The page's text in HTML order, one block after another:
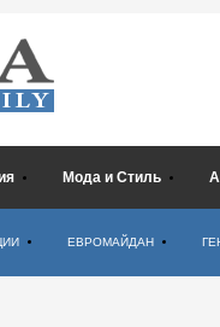
Мода и Стиль
ЕВРОМАЙДАН